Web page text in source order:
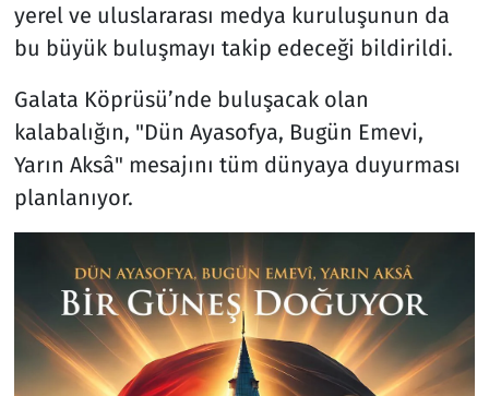
yerel ve uluslararası medya kuruluşunun da
bu büyük buluşmayı takip edeceği bildirildi.
Galata Köprüsü’nde buluşacak olan
kalabalığın, "Dün Ayasofya, Bugün Emevi,
Yarın Aksâ" mesajını tüm dünyaya duyurması
planlanıyor.